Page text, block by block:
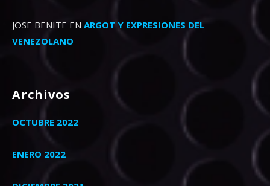
JOSE BENITE EN ARGOT Y EXPRESIONES DEL
VENEZOLANO
Archivos
OCTUBRE 2022
ENERO 2022